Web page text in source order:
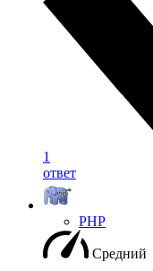
1
ответ
PHP
Средний